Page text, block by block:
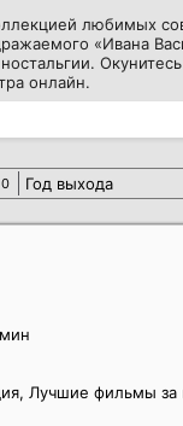
любимых
«Ивана
онлайн.
0 Год выхода
Лучшие фильмы за